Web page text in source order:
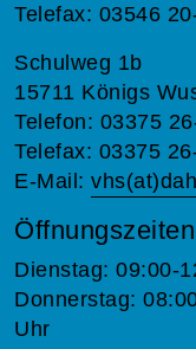
Telefax: 03546
Schulweg 1b
15711 Königs
Telefon: 03375
Telefax: 03375
E-Mail:
Öffnungszeiten
Dienstag: 09:00-
Donnerstag:
Uhr